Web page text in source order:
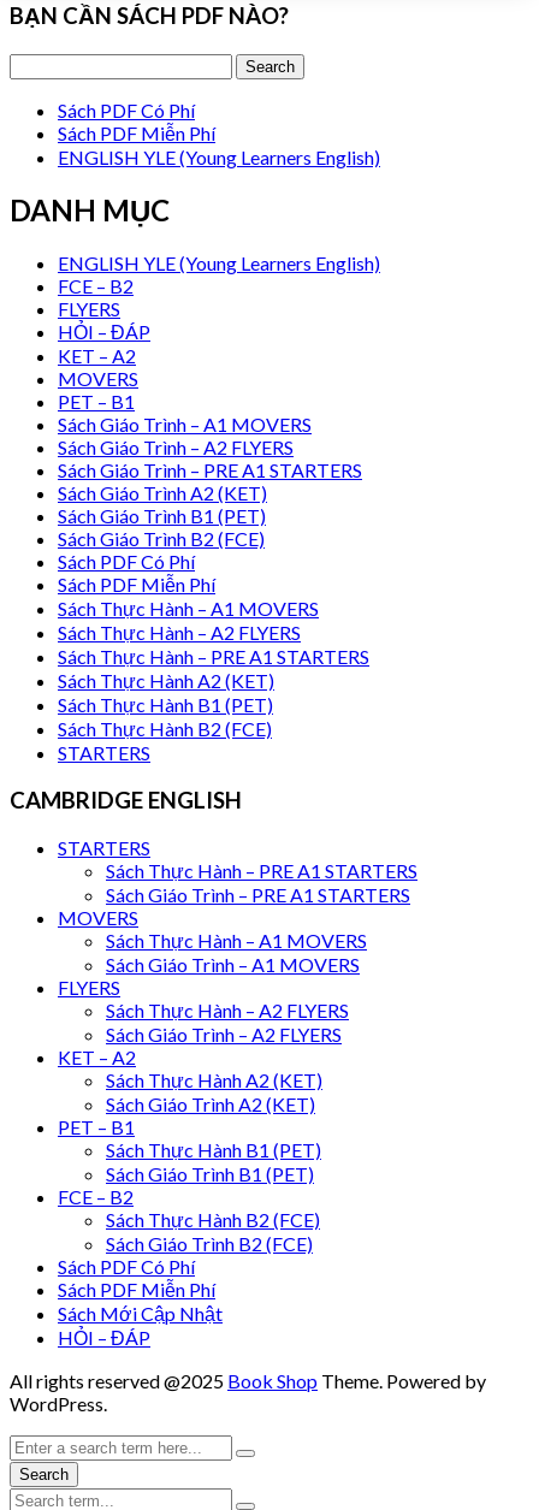
BẠN CẦN SÁCH PDF NÀO?
Sách PDF Có Phí
Sách PDF Miễn Phí
ENGLISH YLE (Young Learners English)
DANH MỤC
ENGLISH YLE (Young Learners English)
FCE – B2
FLYERS
HỎI – ĐÁP
KET – A2
MOVERS
PET – B1
Sách Giáo Trình – A1 MOVERS
Sách Giáo Trình – A2 FLYERS
Sách Giáo Trình – PRE A1 STARTERS
Sách Giáo Trình A2 (KET)
Sách Giáo Trình B1 (PET)
Sách Giáo Trình B2 (FCE)
Sách PDF Có Phí
Sách PDF Miễn Phí
Sách Thực Hành – A1 MOVERS
Sách Thực Hành – A2 FLYERS
Sách Thực Hành – PRE A1 STARTERS
Sách Thực Hành A2 (KET)
Sách Thực Hành B1 (PET)
Sách Thực Hành B2 (FCE)
STARTERS
CAMBRIDGE ENGLISH
STARTERS
Sách Thực Hành – PRE A1 STARTERS
Sách Giáo Trình – PRE A1 STARTERS
MOVERS
Sách Thực Hành – A1 MOVERS
Sách Giáo Trình – A1 MOVERS
FLYERS
Sách Thực Hành – A2 FLYERS
Sách Giáo Trình – A2 FLYERS
KET – A2
Sách Thực Hành A2 (KET)
Sách Giáo Trình A2 (KET)
PET – B1
Sách Thực Hành B1 (PET)
Sách Giáo Trình B1 (PET)
FCE – B2
Sách Thực Hành B2 (FCE)
Sách Giáo Trình B2 (FCE)
Sách PDF Có Phí
Sách PDF Miễn Phí
Sách Mới Cập Nhật
HỎI – ĐÁP
All rights reserved @2025 Book Shop Theme. Powered by
WordPress.
Search